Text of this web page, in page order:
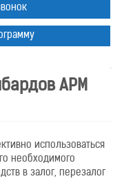
АРМ
использоваться
необходимого
в залог, перезалог